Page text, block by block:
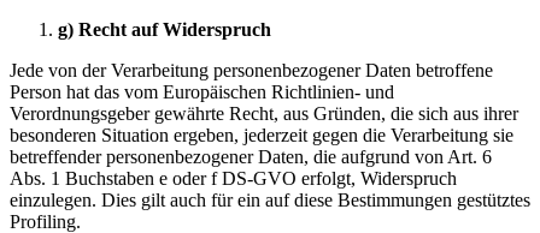
g) Recht auf Widerspruch
Jede von der Verarbeitung personenbezogener Daten betroffene
Person hat das vom Europäischen Richtlinien- und
Verordnungsgeber gewährte Recht, aus Gründen, die sich aus ihrer
besonderen Situation ergeben, jederzeit gegen die Verarbeitung sie
betreffender personenbezogener Daten, die aufgrund von Art. 6
Abs. 1 Buchstaben e oder f DS-GVO erfolgt, Widerspruch
einzulegen. Dies gilt auch für ein auf diese Bestimmungen gestütztes
Profiling.